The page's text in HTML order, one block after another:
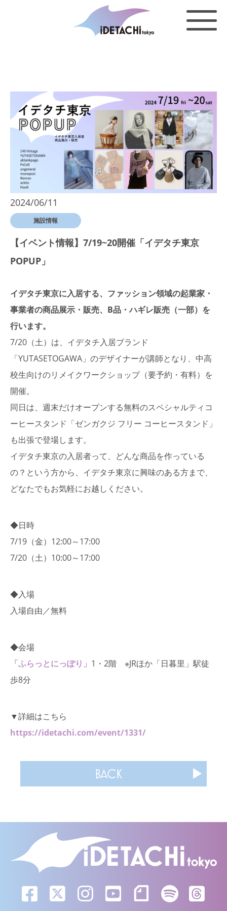
2024/06/11
施設情報
【イベント情報】7/19~20開催「イデタチ東京
POPUP」
イデタチ東京に入居する、ファッション領域の起業家・
事業者の商品展示・販売、B品・ハギレ販売（一部）を
行います。
7/20（土）は、イデタチ入居ブランド
「YUTASETOGAWA」のデザイナーが講師となり、中高
校生向けのリメイクワークショップ（要予約・有料）を
開催。
同日は、週末だけオープンする無料のスペシャルティコ
ーヒースタンド「ゼンガクジ フリー コーヒースタンド」
も出張で登場します。
イデタチ東京の入居者って、どんな商品を作っている
の？という方から、イデタチ東京に興味のある方まで、
どなたでもお気軽にお越しください。
◆日時
7/19（金）12:00～17:00
7/20（土）10:00～17:00
◆入場
入場自由／無料
◆会場
「ふらっとにっぽり」 1・2階 ※JRほか「日暮里」駅徒
歩8分
▼詳細はこちら
https://idetachi.com/event/1331/
BACK